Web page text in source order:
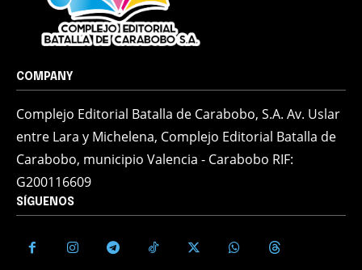
COMPANY
Complejo Editorial Batalla de Carabobo, S.A. Av. Uslar
entre Lara y Michelena, Complejo Editorial Batalla de
Carabobo, municipio Valencia - Carabobo RIF:
G200116609
SÍGUENOS